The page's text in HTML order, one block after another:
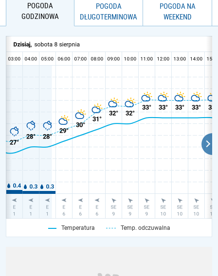
POGODA
GODZINOWA
POGODA
DŁUGOTERMINOWA
POGODA NA
WEEKEND
Temperatura Temp. odczuwalna